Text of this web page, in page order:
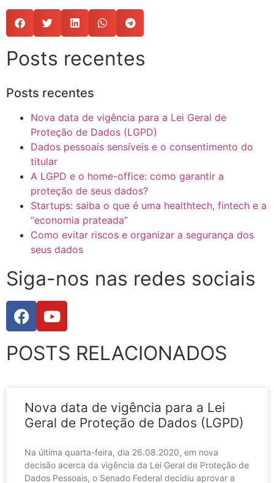
Posts recentes
Posts recentes
Nova data de vigência para a Lei Geral de
Proteção de Dados (LGPD)
Dados pessoais sensíveis e o consentimento do
titular
A LGPD e o home-office: como garantir a
proteção de seus dados?
Startups: saiba o que é uma healthtech, fintech e a
“economia prateada”
Como evitar riscos e organizar a segurança dos
seus dados
Siga-nos nas redes sociais
POSTS RELACIONADOS
Nova data de vigência para a Lei
Geral de Proteção de Dados (LGPD)
Na última quarta-feira, dia 26.08.2020, em nova
decisão acerca da vigência da Lei Geral de Proteção de
Dados Pessoais, o Senado Federal decidiu aprovar a